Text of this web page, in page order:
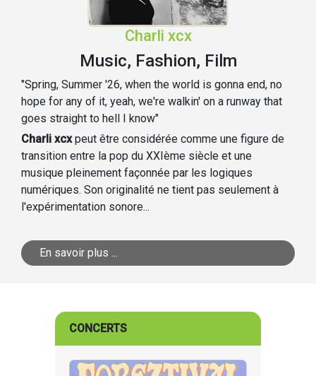
Charli xcx
Music, Fashion, Film
"Spring, Summer '26, when the world is gonna end, no
hope for any of it, yeah, we're walkin' on a runway that
goes straight to hell I know"
Charli xcxpeut être considérée comme une figure de
transition entre la pop du XXIème siècle et une
musique pleinement façonnée par les logiques
numériques. Son originalité ne tient pas seulement à
l'expérimentation sonore...
En savoir plus ...
CONCERTS